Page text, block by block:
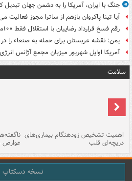
جنگ با ایران، آمریکا را به دشمن جهان تبدیل
آیا تینا پاکروان بازهم از ساترا مجوز فعالیت
رقم فسخ قرارداد رضاییان با استقلال فقط ۱۰۰میلیون تومان!
یمن: نقشه عربستان برای حمله به صنعاء را
آمریکا اوایل شهریور میزبان مجمع آژانس
سلامت
اهمیت تشخیص زودهنگام بیماری‌های
دریچه‌ای قلب عوارض
نسخه دسکتاپ